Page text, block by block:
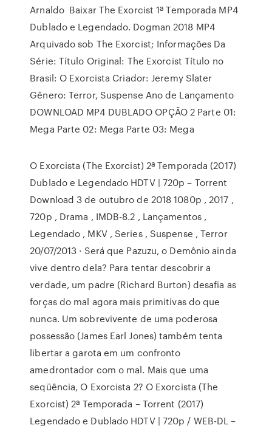
Arnaldo Baixar The Exorcist 1ª Temporada MP4
Dublado e Legendado. Dogman 2018 MP4
Arquivado sob The Exorcist; Informações Da
Série: Título Original: The Exorcist Título no
Brasil: O Exorcista Criador: Jeremy Slater
Gênero: Terror, Suspense Ano de Lançamento
DOWNLOAD MP4 DUBLADO OPÇÃO 2 Parte 01:
Mega Parte 02: Mega Parte 03: Mega
O Exorcista (The Exorcist) 2ª Temporada (2017)
Dublado e Legendado HDTV | 720p – Torrent
Download 3 de outubro de 2018 1080p , 2017 ,
720p , Drama , IMDB-8.2 , Lançamentos ,
Legendado , MKV , Series , Suspense , Terror
20/07/2013 · Será que Pazuzu, o Demônio ainda
vive dentro dela? Para tentar descobrir a
verdade, um padre (Richard Burton) desafia as
forças do mal agora mais primitivas do que
nunca. Um sobrevivente de uma poderosa
possessão (James Earl Jones) também tenta
libertar a garota em um confronto
amedrontador com o mal. Mais que uma
seqüência, O Exorcista 2? O Exorcista (The
Exorcist) 2ª Temporada – Torrent (2017)
Legendado e Dublado HDTV | 720p / WEB-DL –